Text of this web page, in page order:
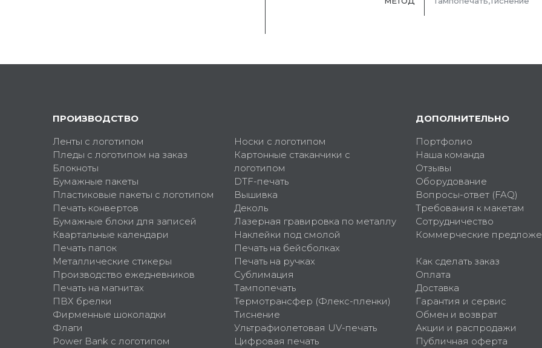
ПРОИЗВОДСТВО
Ленты с логотипом
Пледы с логотипом на заказ
Блокноты
Бумажные пакеты
Пластиковые пакеты с логотипом
Печать конвертов
Бумажные блоки для записей
Квартальные календари
Печать папок
Металлические стикеры
Производство ежедневников
Печать на магнитах
ПВХ брелки
Фирменные шоколадки
Флаги
Power Bank с логотипом
Носки с логотипом
Картонные стаканчики с
логотипом
DTF-печать
Вышивка
Деколь
Лазерная гравировка по металлу
Наклейки под смолой
Печать на бейсболках
Печать на ручках
Сублимация
Тампопечать
Термотрансфер (Флекс-пленки)
Тиснение
Ультрафиолетовая UV-печать
Цифровая печать
ДОПОЛНИТЕЛЬНО
Портфолио
Наша команда
Отзывы
Оборудование
Вопросы-ответ (FAQ)
Требования к макетам
Сотрудничество
Коммерческие
Как сделать заказ
Оплата
Доставка
Гарантия и сервис
Обмен и возврат
Акции и распродажи
Публичная оферта